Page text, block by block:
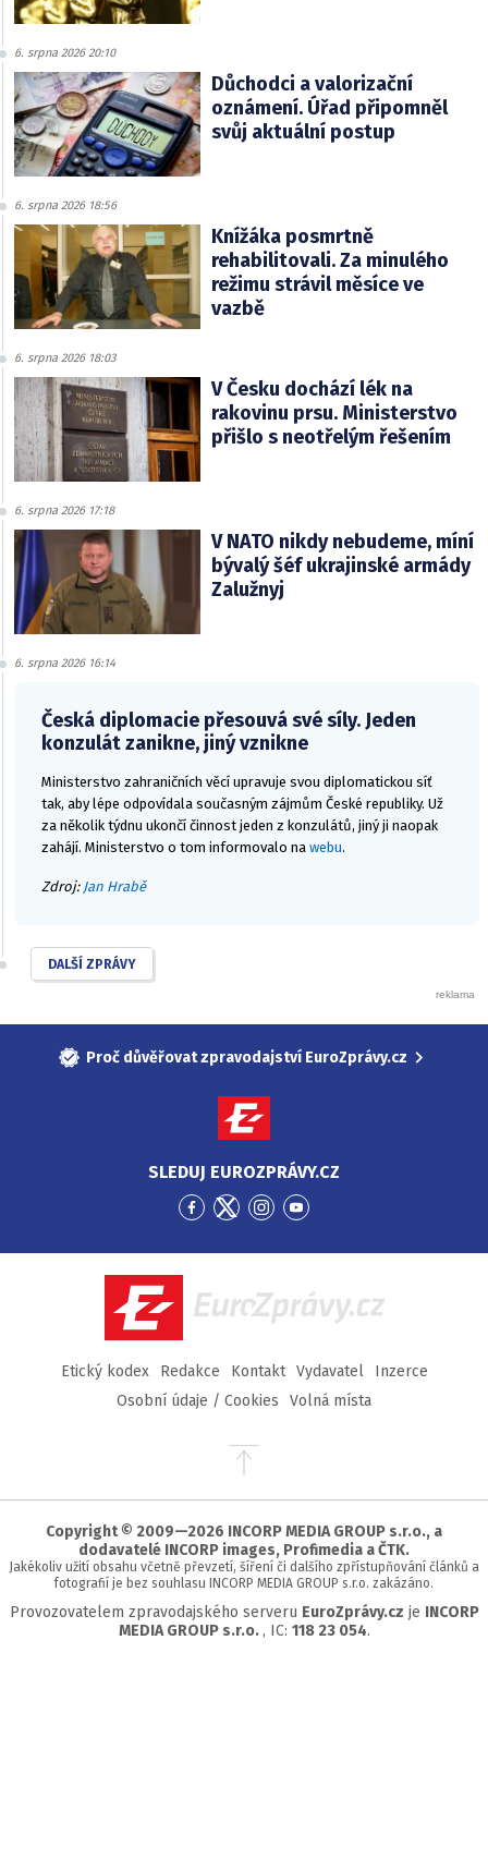
6. srpna 2026 20:10
Důchodci a valorizační
oznámení. Úřad připomněl
svůj aktuální postup
6. srpna 2026 18:56
Knížáka posmrtně
rehabilitovali. Za minulého
režimu strávil měsíce ve
vazbě
6. srpna 2026 18:03
V Česku dochází lék na
rakovinu prsu. Ministerstvo
přišlo s neotřelým řešením
6. srpna 2026 17:18
V NATO nikdy nebudeme, míní
bývalý šéf ukrajinské armády
Zalužnyj
6. srpna 2026 16:14
Česká diplomacie přesouvá své síly. Jeden
konzulát zanikne, jiný vznikne
Ministerstvo zahraničních věcí upravuje svou diplomatickou síť
tak, aby lépe odpovídala současným zájmům České republiky. Už
za několik týdnu ukončí činnost jeden z konzulátů, jiný ji naopak
zahájí. Ministerstvo o tom informovalo na webu.
Zdroj: Jan Hrabě
DALŠÍ ZPRÁVY
Proč důvěřovat zpravodajství EuroZprávy.cz
SLEDUJ EUROZPRÁVY.CZ
Přejít
Facebook
Přejít
Twitter
Přejít
Instagram
Přejít
YouTube
EuroZprávy.cz
Etický kodex Redakce Kontakt Vydavatel
Inzerce
Osobní údaje / Cookies
Volná místa
Přejít
stránky
Copyright © 2009—2026 INCORP MEDIA GROUP s.r.o., a
dodavatelé INCORP images, Profimedia a ČTK.
Jakékoliv užití obsahu včetně převzetí, šíření či dalšího zpřístupňování článků a
fotografií je bez souhlasu INCORP MEDIA GROUP s.r.o. zakázáno.
Provozovatelem zpravodajského serveru EuroZprávy.cz je INCORP
MEDIA GROUP s.r.o. , IC: 118 23 054.